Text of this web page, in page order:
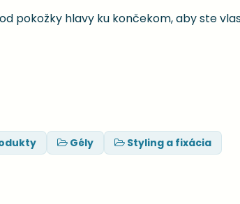
pokožky hlavy ku končekom, aby ste
Gély
Styling a fixácia